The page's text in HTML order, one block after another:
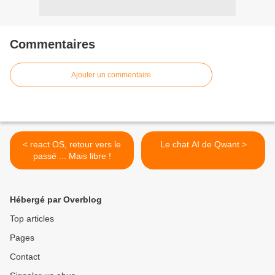
Commentaires
Ajouter un commentaire
< react OS, retour vers le
passé ... Mais libre !
Le chat AI de Qwant >
Hébergé par Overblog
Top articles
Pages
Contact